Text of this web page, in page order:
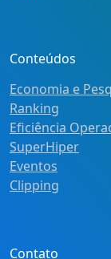
Conteúdos
Economia e
Ranking
Eficiência
SuperHiper
Eventos
Clipping
Contato